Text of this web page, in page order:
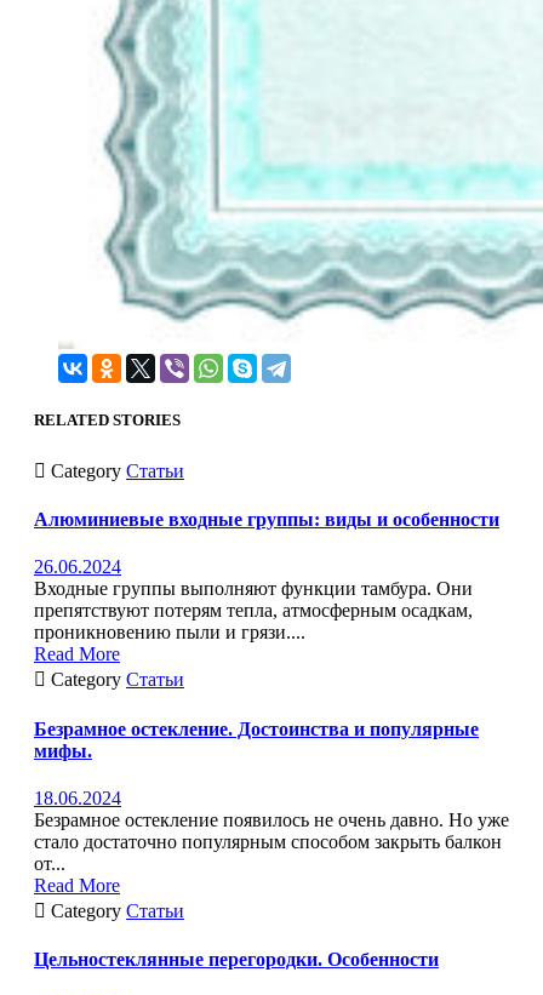
RELATED STORIES
 Category Статьи
Алюминиевые входные группы: виды и особенности
26.06.2024
Входные группы выполняют функции тамбура. Они
препятствуют потерям тепла, атмосферным осадкам,
проникновению пыли и грязи....
Read More
 Category Статьи
Безрамное остекление. Достоинства и популярные
мифы.
18.06.2024
Безрамное остекление появилось не очень давно. Но уже
стало достаточно популярным способом закрыть балкон
от...
Read More
 Category Статьи
Цельностеклянные перегородки. Особенности